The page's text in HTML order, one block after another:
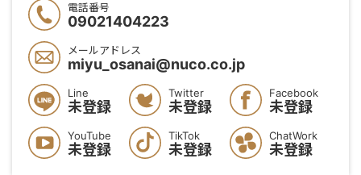
電話番号
09021404223
メールアドレス
miyu_osanai@nuco.co.jp
Line
未登録
Twitter
未登録
Facebook
未登録
YouTube
未登録
TikTok
未登録
ChatWork
未登録